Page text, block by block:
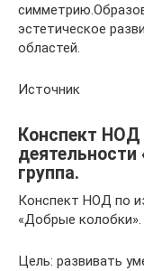
эстетическое
областей.
Источник
Конспект НОД
группа.
Конспект НОД по
«Добрые колобки».
Цель: развивать